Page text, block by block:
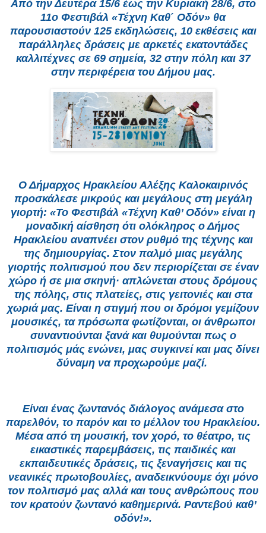
Από την Δευτέρα 15/6 έως την Κυριακή 28/6, στο
11ο Φεστιβάλ «Τέχνη Καθ΄ Οδόν» θα
παρουσιαστούν 125 εκδηλώσεις, 10 εκθέσεις και
παράλληλες δράσεις με αρκετές εκατοντάδες
καλλιτέχνες σε 69 σημεία, 32 στην πόλη και 37
στην περιφέρεια του Δήμου μας.
Ο Δήμαρχος Ηρακλείου Αλέξης Καλοκαιρινός
προσκάλεσε μικρούς και μεγάλους στη μεγάλη
γιορτή: «Το Φεστιβάλ «Τέχνη Καθ’ Οδόν» είναι η
μοναδική αίσθηση ότι ολόκληρος ο Δήμος
Ηρακλείου αναπνέει στον ρυθμό της τέχνης και
της δημιουργίας. Στον παλμό μιας μεγάλης
γιορτής πολιτισμού που δεν περιορίζεται σε έναν
χώρο ή σε μια σκηνή· απλώνεται στους δρόμους
της πόλης, στις πλατείες, στις γειτονιές και στα
χωριά μας. Είναι η στιγμή που οι δρόμοι γεμίζουν
μουσικές, τα πρόσωπα φωτίζονται, οι άνθρωποι
συναντιούνται ξανά και θυμούνται πως ο
πολιτισμός μάς ενώνει, μας συγκινεί και μας δίνει
δύναμη να προχωρούμε μαζί.
Είναι ένας ζωντανός διάλογος ανάμεσα στο
παρελθόν, το παρόν και το μέλλον του Ηρακλείου.
Μέσα από τη μουσική, τον χορό, το θέατρο, τις
εικαστικές παρεμβάσεις, τις παιδικές και
εκπαιδευτικές δράσεις, τις ξεναγήσεις και τις
νεανικές πρωτοβουλίες, αναδεικνύουμε όχι μόνο
τον πολιτισμό μας αλλά και τους ανθρώπους που
τον κρατούν ζωντανό καθημερινά. Ραντεβού καθ’
οδόν!».